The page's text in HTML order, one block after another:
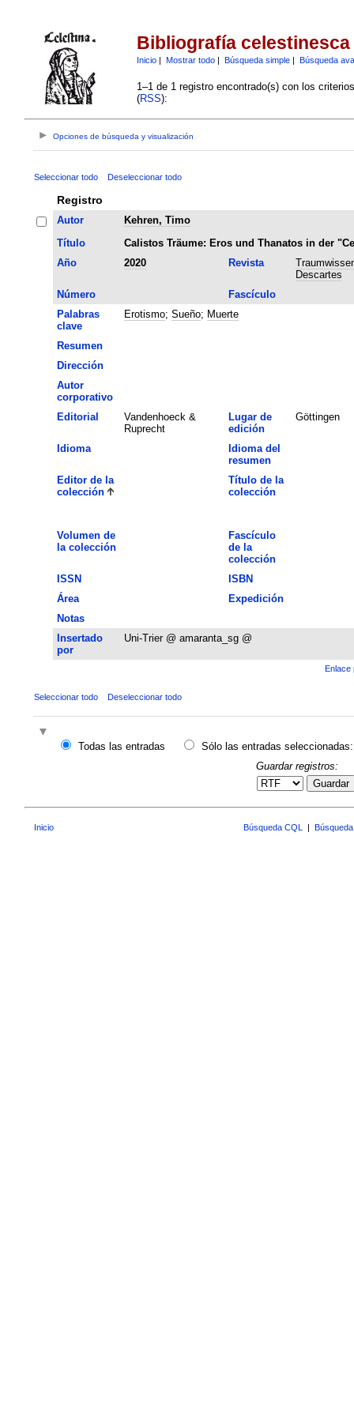
Bibliografía celestinesca
Inicio| Mostrar todo| Búsqueda simple| Búsqueda
1–1 de 1 registro encontrado(s) con los
(RSS):
Opciones de búsqueda y visualización
Seleccionar todo Deseleccionar todo
Registro
Autor
Kehren, Timo
Título
Calistos Träume: Eros und Thanatos in der
Año
2020 Revista
Descartes
Número
Fascículo
Palabras
clave
Erotismo; Sueño; Muerte
Resumen
Dirección
Autor
corporativo
Editorial
Vandenhoeck &
Ruprecht
Lugar de
edición
Göttingen
Idioma
Idioma del
resumen
Editor de la
colección
Título de la
colección
Volumen de
la colección
Fascículo
de la
colección
ISSN
ISBN
Área
Expedición
Notas
Insertado
por
Uni-Trier @ amaranta_sg @
Enlace
Seleccionar todo Deseleccionar todo
Todas las entradas
Sólo las entradas seleccionadas:
Guardar registros:
Guardar
Inicio Búsqueda CQL